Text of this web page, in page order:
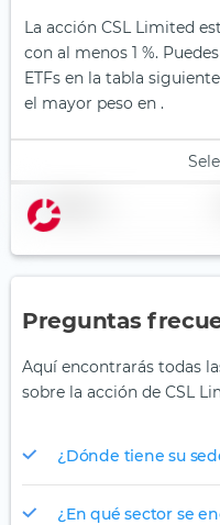
La acción CSL Limited
con al menos 1 %.
ETFs en la tabla
el mayor peso en .
Nombre
Preguntas
Aquí encontrarás todas
sobre la acción de CSL
¿Dónde tiene su
¿En qué sector se